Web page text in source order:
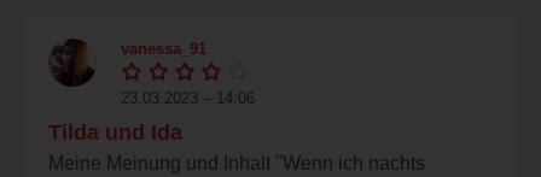
vanessa_91
23.03.2023 – 14:06
Tilda und Ida
Meine Meinung und Inhalt "Wenn ich nachts